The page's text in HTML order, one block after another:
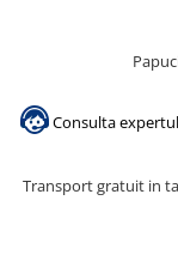
Consulta
Transport gratuit in